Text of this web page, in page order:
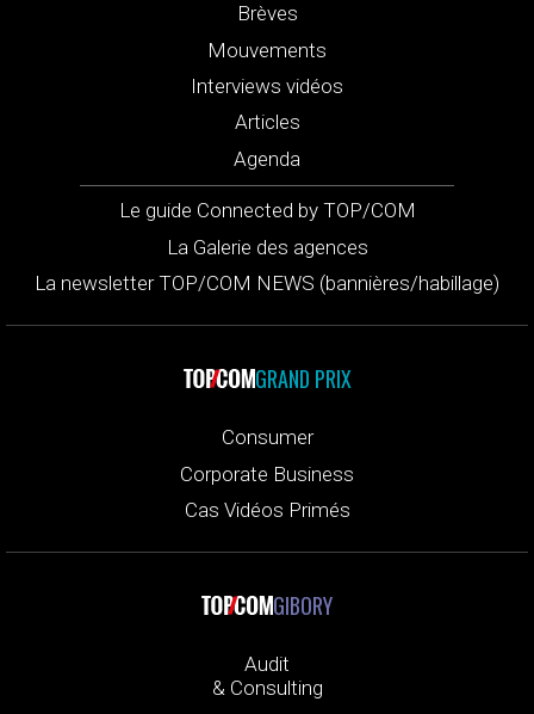
Brèves
Mouvements
Interviews vidéos
Articles
Agenda
Le guide Connected by TOP/COM
La Galerie des agences
La newsletter TOP/COM NEWS (bannières/habillage)
GRAND PRIX
Consumer
Corporate Business
Cas Vidéos Primés
GIBORY
Audit
& Consulting